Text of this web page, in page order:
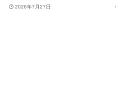
2026年7月27日